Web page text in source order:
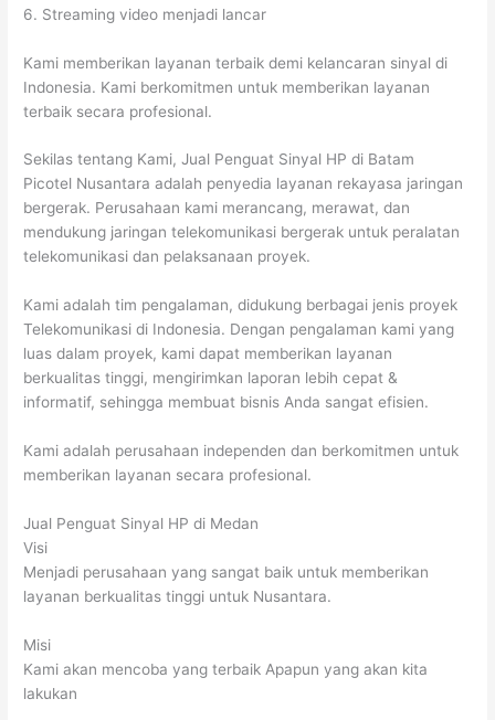
6. Streaming video menjadi lancar
Kami memberikan layanan terbaik demi kelancaran sinyal di
Indonesia. Kami berkomitmen untuk memberikan layanan
terbaik secara profesional.
Sekilas tentang Kami, Jual Penguat Sinyal HP di Batam
Picotel Nusantara adalah penyedia layanan rekayasa jaringan
bergerak. Perusahaan kami merancang, merawat, dan
mendukung jaringan telekomunikasi bergerak untuk peralatan
telekomunikasi dan pelaksanaan proyek.
Kami adalah tim pengalaman, didukung berbagai jenis proyek
Telekomunikasi di Indonesia. Dengan pengalaman kami yang
luas dalam proyek, kami dapat memberikan layanan
berkualitas tinggi, mengirimkan laporan lebih cepat &
informatif, sehingga membuat bisnis Anda sangat efisien.
Kami adalah perusahaan independen dan berkomitmen untuk
memberikan layanan secara profesional.
Jual Penguat Sinyal HP di Medan
Visi
Menjadi perusahaan yang sangat baik untuk memberikan
layanan berkualitas tinggi untuk Nusantara.
Misi
Kami akan mencoba yang terbaik Apapun yang akan kita
lakukan